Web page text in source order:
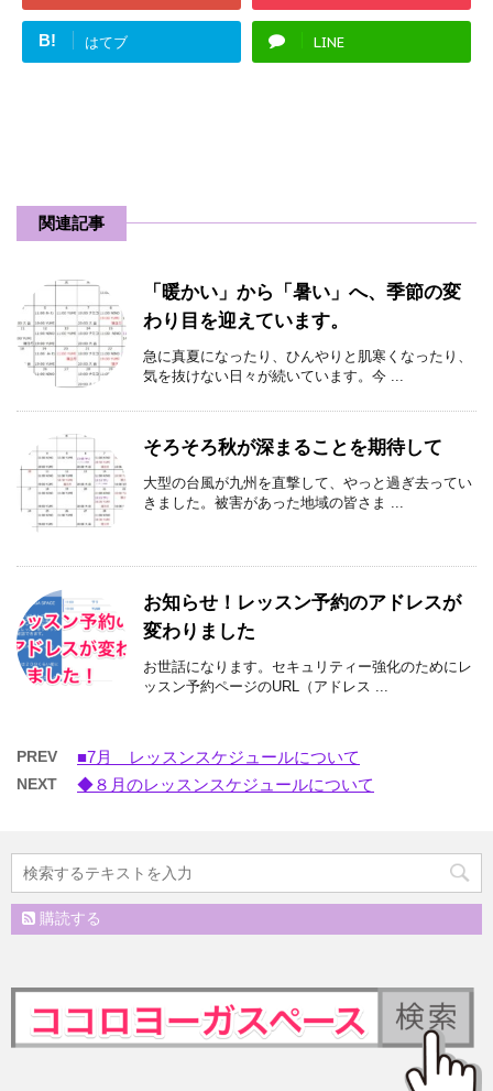
B! はてブ LINE
関連記事
「暖かい」から「暑い」へ、季節の変
わり目を迎えています。
急に真夏になったり、ひんやりと肌寒くなったり、
気を抜けない日々が続いています。今 ...
そろそろ秋が深まることを期待して
大型の台風が九州を直撃して、やっと過ぎ去ってい
きました。被害があった地域の皆さま ...
お知らせ！レッスン予約のアドレスが
変わりました
お世話になります。セキュリティー強化のためにレ
ッスン予約ページのURL（アドレス ...
PREV ■7月 レッスンスケジュールについて
NEXT ◆８月のレッスンスケジュールについて
購読する